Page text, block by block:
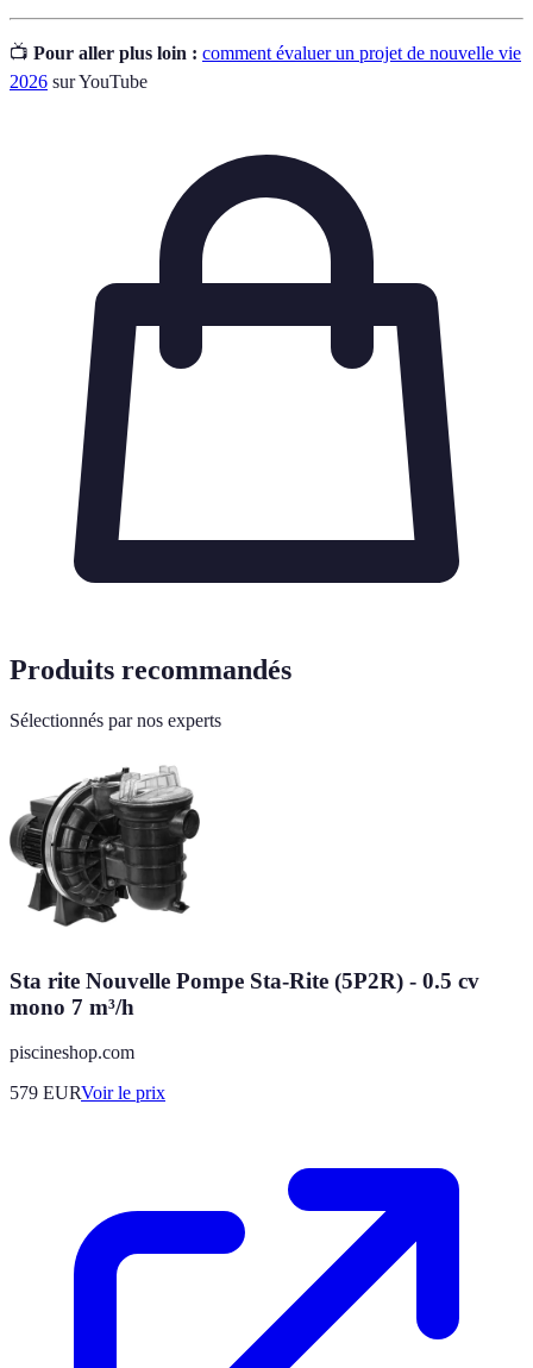
📺 Pour aller plus loin : comment évaluer un projet de nouvelle vie
2026 sur YouTube
Produits recommandés
Sélectionnés par nos experts
Sta rite Nouvelle Pompe Sta-Rite (5P2R) - 0.5 cv
mono 7 m³/h
piscineshop.com
579 EURVoir le prix